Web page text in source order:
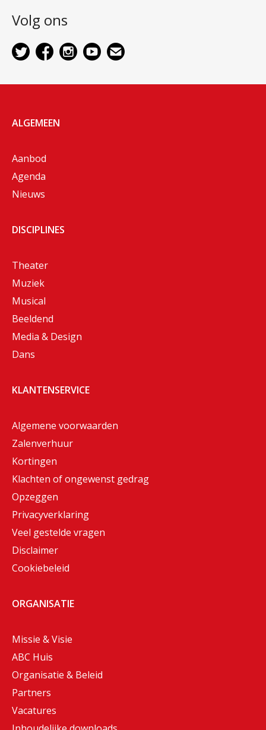
Volg ons
ALGEMEEN
Aanbod
Agenda
Nieuws
DISCIPLINES
Theater
Muziek
Musical
Beeldend
Media & Design
Dans
KLANTENSERVICE
Algemene voorwaarden
Zalenverhuur
Kortingen
Klachten of ongewenst gedrag
Opzeggen
Privacyverklaring
Veel gestelde vragen
Disclaimer
Cookiebeleid
ORGANISATIE
Missie & Visie
ABC Huis
Organisatie & Beleid
Partners
Vacatures